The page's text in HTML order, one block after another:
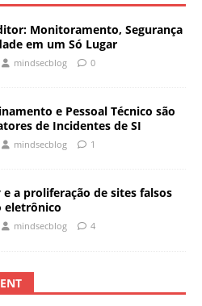
Monitoramento, Segurança
em um Só Lugar
mindsecblog 0
e Pessoal Técnico são
de Incidentes de SI
mindsecblog 1
e a proliferação de sites falsos
eletrônico
mindsecblog 4